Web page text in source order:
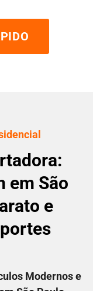
em São
e
Modernos e